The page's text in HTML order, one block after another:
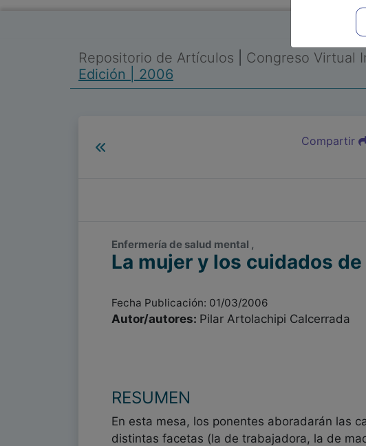
adecuado a
Repositorio de Artículos Congreso Virtual
Edición | 2006
Compartir
Enfermería de salud mental ,
La mujer y los cuidados
Fecha Publicación: 01/03/2006
Autor/autores: Pilar Artolachipi Calcerrada
RESUMEN
En esta mesa, los ponentes aboradarán las
distintas facetas (la de trabajadora, la de